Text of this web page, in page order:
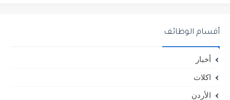
أقسام الوظائف
أخبار
اكلات
الأردن